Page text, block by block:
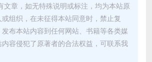
文章，如无特殊说明或标注，均为本站原
组织，在未征得本站同意时，禁止复
布本站内容到任何网站、书籍等各类媒
容侵犯了原著者的合法权益，可联系我